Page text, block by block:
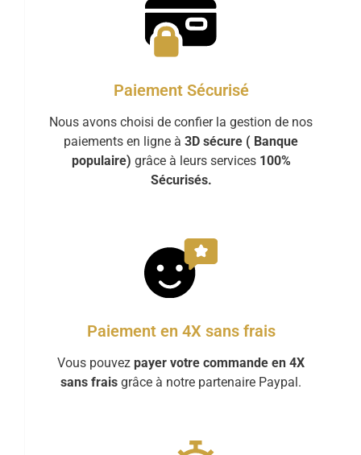
Paiement Sécurisé
Nous avons choisi de confier la gestion de nos
paiements en ligne à 3D sécure ( Banque
populaire) grâce à leurs services 100%
Sécurisés.
Paiement en 4X sans frais
Vous pouvez payer votre commande en 4X
sans frais grâce à notre partenaire Paypal.